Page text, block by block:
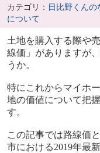
カテゴリ： 日比野くん
について
土地を購入する際や
線価」がありますが
うか。
特にこれからマイホ
地の価値について把
す。
この記事では路線価
市における2019年最